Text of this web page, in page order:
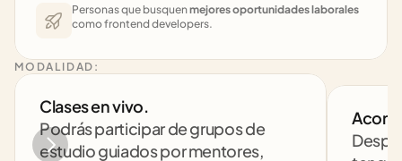
Personas que busquen mejores oportunidades laborales
como frontend developers.
MODALIDAD:
Clases en vivo.
Podrás participar de grupos de
estudio guiados por mentores,